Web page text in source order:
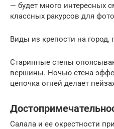
— будет много интересных
классных ракурсов для
Виды из крепости на город,
Старинные стены
вершины. Ночью стена
цепочка огней делает
Салала и ее окрестности